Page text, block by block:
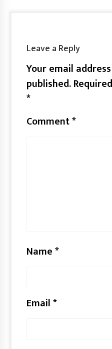
Leave a Reply
Your email
published.
*
Comment*
Name*
Email*